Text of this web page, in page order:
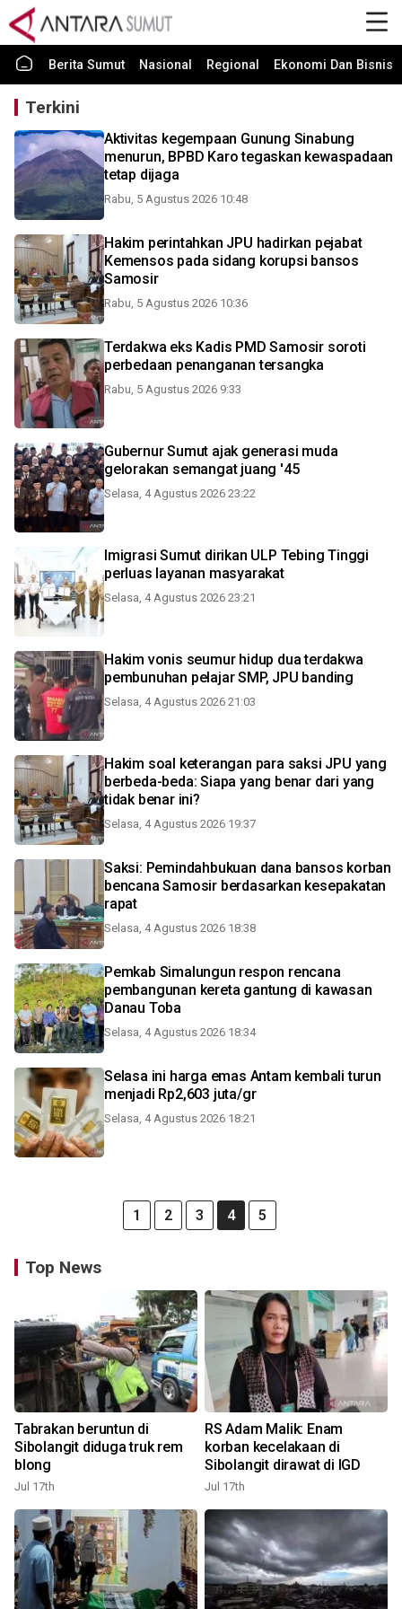
Berita Sumut Nasional Regional Ekonomi Dan Bisnis
Terkini
Aktivitas kegempaan Gunung Sinabung
menurun, BPBD Karo tegaskan kewaspadaan
tetap dijaga
Rabu, 5 Agustus 2026 10:48
Hakim perintahkan JPU hadirkan pejabat
Kemensos pada sidang korupsi bansos
Samosir
Rabu, 5 Agustus 2026 10:36
Terdakwa eks Kadis PMD Samosir soroti
perbedaan penanganan tersangka
Rabu, 5 Agustus 2026 9:33
Gubernur Sumut ajak generasi muda
gelorakan semangat juang '45
Selasa, 4 Agustus 2026 23:22
Imigrasi Sumut dirikan ULP Tebing Tinggi
perluas layanan masyarakat
Selasa, 4 Agustus 2026 23:21
Hakim vonis seumur hidup dua terdakwa
pembunuhan pelajar SMP, JPU banding
Selasa, 4 Agustus 2026 21:03
Hakim soal keterangan para saksi JPU yang
berbeda-beda: Siapa yang benar dari yang
tidak benar ini?
Selasa, 4 Agustus 2026 19:37
Saksi: Pemindahbukuan dana bansos korban
bencana Samosir berdasarkan kesepakatan
rapat
Selasa, 4 Agustus 2026 18:38
Pemkab Simalungun respon rencana
pembangunan kereta gantung di kawasan
Danau Toba
Selasa, 4 Agustus 2026 18:34
Selasa ini harga emas Antam kembali turun
menjadi Rp2,603 juta/gr
Selasa, 4 Agustus 2026 18:21
1 2 3 4 5
Top News
Tabrakan beruntun di
Sibolangit diduga truk rem
blong
Jul 17th
RS Adam Malik: Enam
korban kecelakaan di
Sibolangit dirawat di IGD
Jul 17th